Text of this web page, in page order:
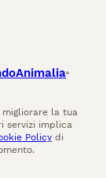
la tua
servizi implica
Policy di